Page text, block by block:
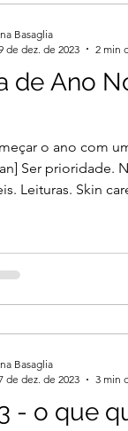
de Ano
o ano com
Ser prioridade.
Leituras. Skin
Basaglia
de dez. de 2023
2 min
- o que
Basaglia
de dez. de 2023
3 min